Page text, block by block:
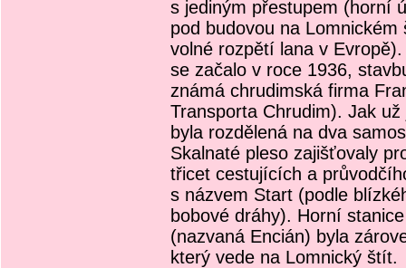
s jediným přestupem (horní
pod budovou na
volné rozpětí lana v
se začalo v roce 1936,
známá chrudimská firma
Transporta Chrudim). Jak
byla rozdělená na dva
Skalnaté pleso zajišťovaly
třicet cestujících a
s názvem Start (podle
bobové dráhy). Horní
(nazvaná Encián) byla
který vede na Lomnický štít.